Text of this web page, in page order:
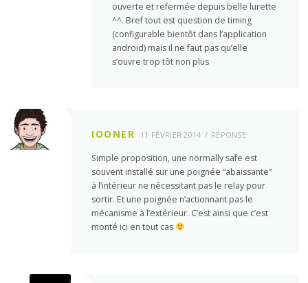
ouverte et refermée depuis belle lurette
^^. Bref tout est question de timing
(configurable bientôt dans l’application
android) mais il ne faut pas qu’elle
s’ouvre trop tôt non plus
IOONER 11 FÉVRIER 2014 RÉPONSE
Simple proposition, une normally safe est
souvent installé sur une poignée “abaissante”
à l’intérieur ne nécessitant pas le relay pour
sortir. Et une poignée n’actionnant pas le
mécanisme à l’extérieur. C’est ainsi que c’est
monté ici en tout cas